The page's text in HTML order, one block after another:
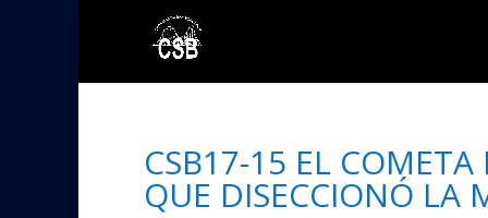
CSB17-15 EL
QUE DISECCIONÓ LA